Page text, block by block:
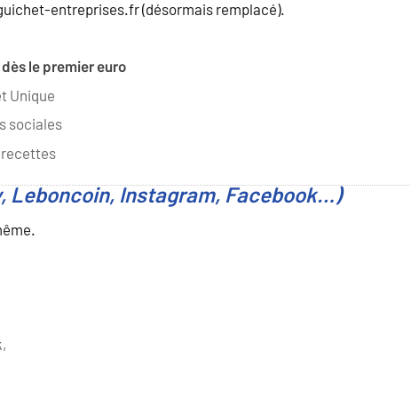
entreprises.fr (désormais remplacé).
le premier euro
Unique
sociales
Leboncoin, Instagram, Facebook…)